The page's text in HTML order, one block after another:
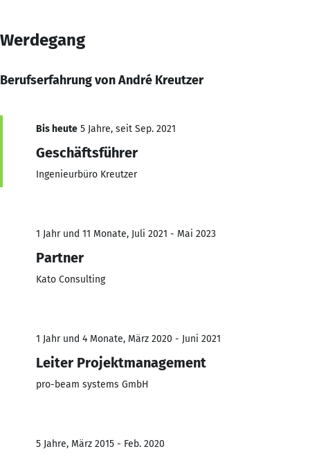
Werdegang
Berufserfahrung von André Kreutzer
Bis heute 5 Jahre, seit Sep. 2021
Geschäftsführer
Ingenieurbüro Kreutzer
1 Jahr und 11 Monate, Juli 2021 - Mai 2023
Partner
Kato Consulting
1 Jahr und 4 Monate, März 2020 - Juni 2021
Leiter Projektmanagement
pro-beam systems GmbH
5 Jahre, März 2015 - Feb. 2020